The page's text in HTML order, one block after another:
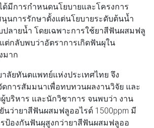
มีการกำหนดนโยบายและโครงการ
นการรักษาตั้งแต่นโยบายระดับต้นน้ำ
ปลายน้ำ โดยเฉพาะการใช้ยาสีฟันผสมฟลู
ต่กลับพบว่าอัตราการเกิดฟันผุใน
มาก
ลัยทันตแพทย์แห่งประเทศไทย จึง
การสัมมนาเพื่อทบทวนผลงานวิจัย และ
บริหาร และนักวิชาการ จนพบว่า งาน
นว่ายาสีฟันผสมฟลูออไรด์ 1500ppm มี
ป้องกันฟันผุสูงกว่ายาสีฟันผสมฟลูออ